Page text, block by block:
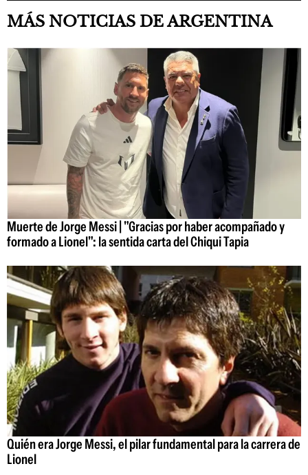
MÁS NOTICIAS DE ARGENTINA
Muerte de Jorge Messi | "Gracias por haber acompañado y
formado a Lionel": la sentida carta del Chiqui Tapia
Quién era Jorge Messi, el pilar fundamental para la carrera de
Lionel